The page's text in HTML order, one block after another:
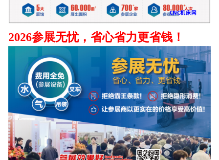
2026参展无忧，省心省力更省钱！